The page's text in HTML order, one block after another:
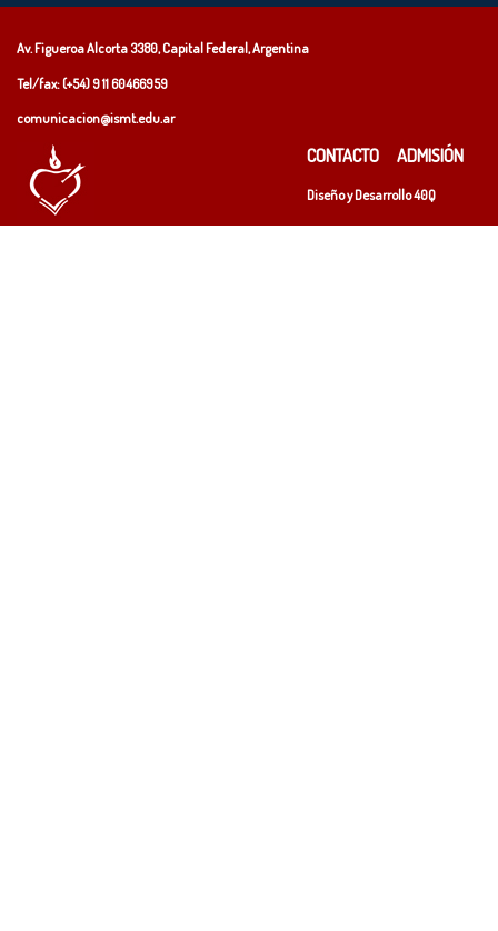
Av. Figueroa Alcorta 3380, Capital Federal, Argentina
Tel/fax: (+54)9 11 60466959
comunicacion@ismt.edu.ar
CONTACTO ADMISIÓN
Diseño y Desarrollo40Q